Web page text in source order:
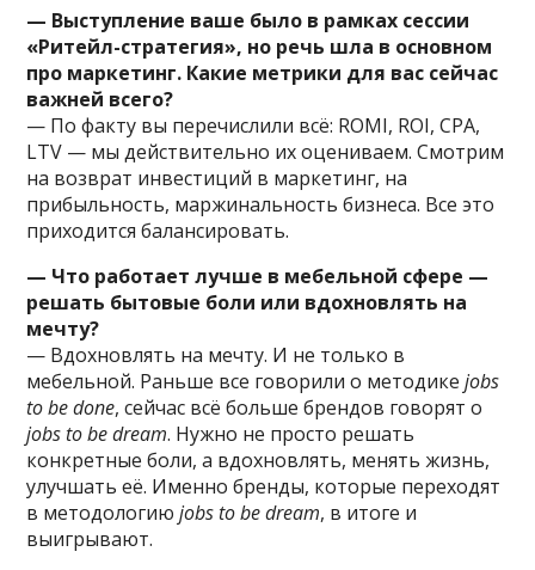
— Выступление ваше было в рамках сессии
«Ритейл-стратегия», но речь шла в основном
про маркетинг. Какие метрики для вас сейчас
важней всего?
— По факту вы перечислили всё: ROMI, ROI, CPA,
LTV — мы действительно их оцениваем. Смотрим
на возврат инвестиций в маркетинг, на
прибыльность, маржинальность бизнеса. Все это
приходится балансировать.
— Что работает лучше в мебельной сфере —
решать бытовые боли или вдохновлять на
мечту?
— Вдохновлять на мечту. И не только в
мебельной. Раньше все говорили о методикеjobs
to be done, сейчас всё больше брендов говорят о
jobs to be dream. Нужно не просто решать
конкретные боли, а вдохновлять, менять жизнь,
улучшать её. Именно бренды, которые переходят
в методологиюjobs to be dream, в итоге и
выигрывают.